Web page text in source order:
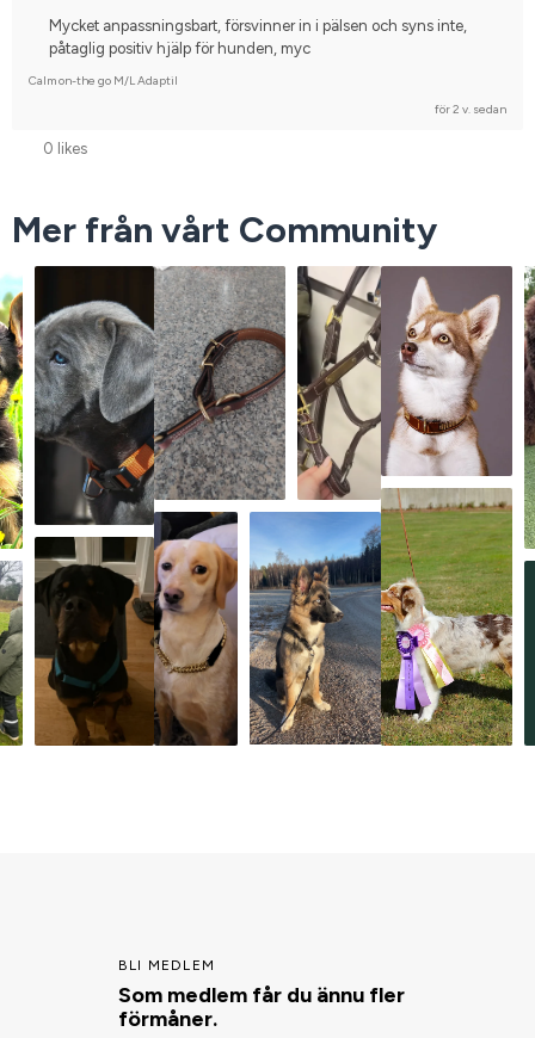
Mycket anpassningsbart, försvinner in i pälsen och syns inte,
påtaglig positiv hjälp för hunden, myc
Calm on-the go M/L Adaptil
för 2 v. sedan
0 likes
Mer från vårt Community
BLI MEDLEM
Som medlem får du ännu fler
förmåner.